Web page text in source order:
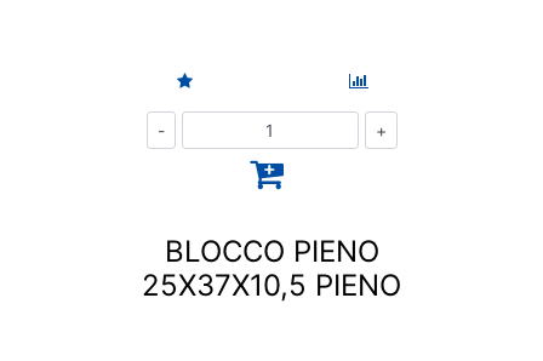
BLOCCO PIENO
25X37X10,5 PIENO